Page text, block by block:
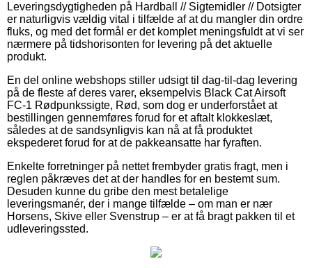
Leveringsdygtigheden på Hardball // Sigtemidler // Dotsigter
er naturligvis vældig vital i tilfælde af at du mangler din ordre
fluks, og med det formål er det komplet meningsfuldt at vi ser
nærmere på tidshorisonten for levering på det aktuelle
produkt.
En del online webshops stiller udsigt til dag-til-dag levering
på de fleste af deres varer, eksempelvis Black Cat Airsoft
FC-1 Rødpunkssigte, Rød, som dog er underforstået at
bestillingen gennemføres forud for et aftalt klokkeslæt,
således at de sandsynligvis kan nå at få produktet
ekspederet forud for at de pakkeansatte har fyraften.
Enkelte forretninger på nettet frembyder gratis fragt, men i
reglen påkræves det at der handles for en bestemt sum.
Desuden kunne du gribe den mest betalelige
leveringsmanér, der i mange tilfælde – om man er nær
Horsens, Skive eller Svenstrup – er at få bragt pakken til et
udleveringssted.